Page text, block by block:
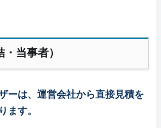
当事者）
ーは、運営会社から直接見積を
ます。